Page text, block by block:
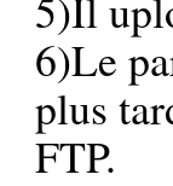
6)Le
plus
FTP.